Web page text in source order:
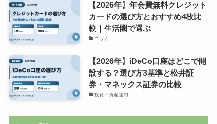
【2026年】年会費無料クレジット
カードの選び方とおすすめ4枚比
較｜生活圏で選ぶ
コラム
【2026年】iDeCo口座はどこで開
設する？選び方3基準と松井証
券・マネックス証券の比較
投資・資産運用